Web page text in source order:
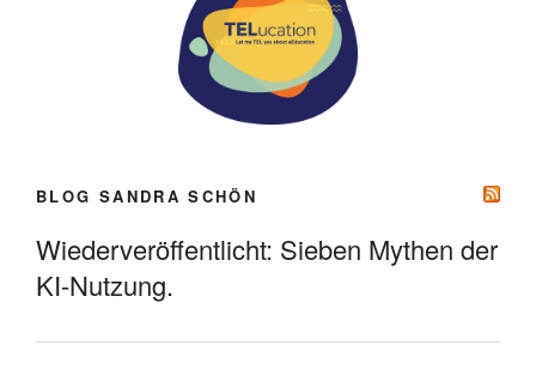
BLOG SANDRA SCHÖN
Wiederveröffentlicht: Sieben Mythen der
KI-Nutzung.